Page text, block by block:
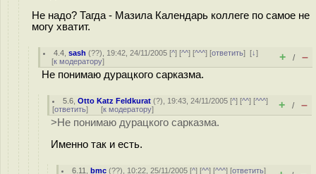
Не надо? Тагда - Мазила Календарь коллеге по самое не
могу хватит.
4.4 ,sash (??), 19:42, 24/11/2005 [^] [^^] [^^^] [ответить][↓]
[к модератору] + / –
Не понимаю дурацкого сарказма.
5.6 ,Otto Katz Feldkurat (?), 19:43, 24/11/2005 [^] [^^] [^^^]
[ответить] [к модератору] + / –
>Не понимаю дурацкого сарказма.
Именно так и есть.
6.11 ,bmc (??), 10:22, 25/11/2005 [^] [^^] [^^^] [ответить]